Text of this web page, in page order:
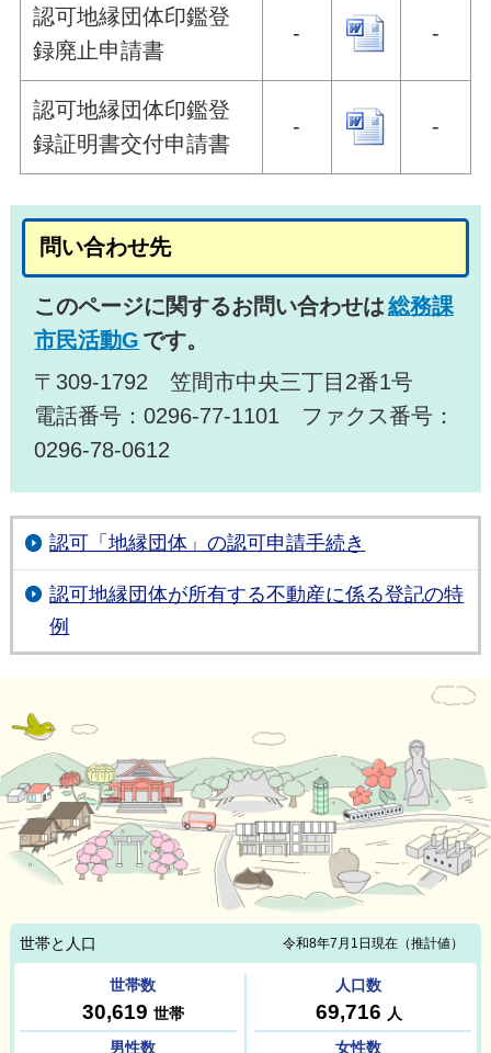
認可地縁団体印鑑登
録廃止申請書
- -
認可地縁団体印鑑登
録証明書交付申請書
- -
問い合わせ先
このページに関するお問い合わせは総務課
市民活動G です。
〒309-1792 笠間市中央三丁目2番1号
電話番号：0296-77-1101 ファクス番号：
0296-78-0612
認可「地縁団体」の認可申請手続き
認可地縁団体が所有する不動産に係る登記の特
例